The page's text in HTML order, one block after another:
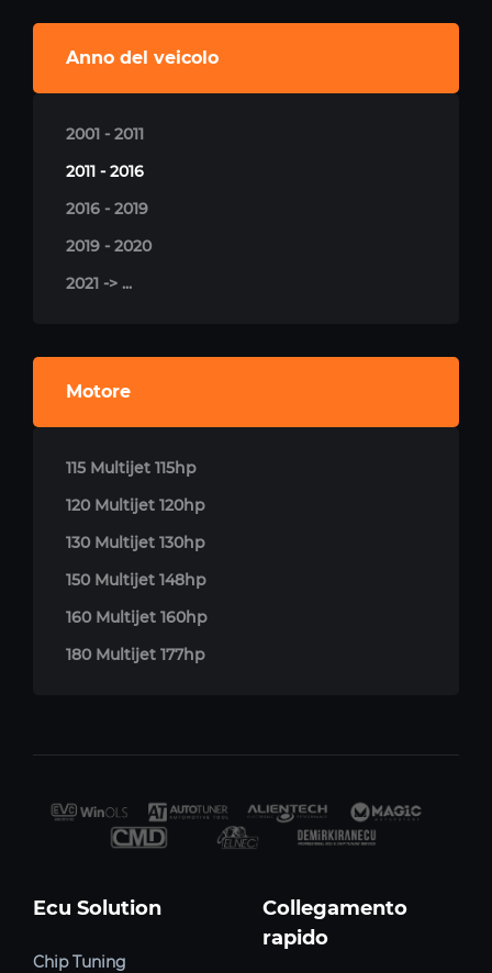
Anno del veicolo
2001 - 2011
2011 - 2016
2016 - 2019
2019 - 2020
2021 -> ...
Motore
115 Multijet 115hp
120 Multijet 120hp
130 Multijet 130hp
150 Multijet 148hp
160 Multijet 160hp
180 Multijet 177hp
Ecu Solution
Chip Tuning
Collegamento
rapido